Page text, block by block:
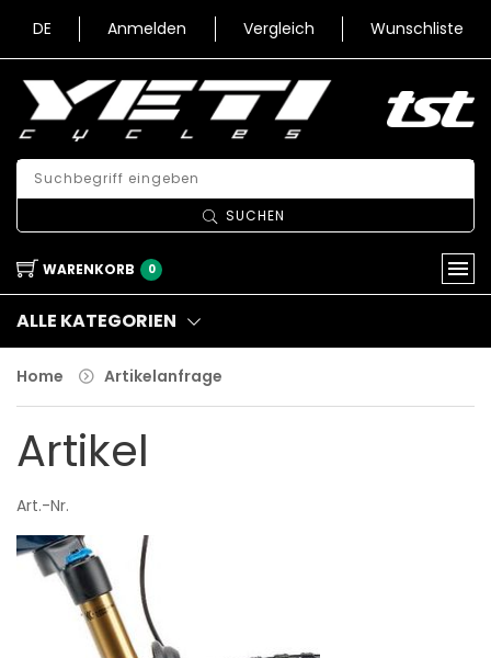
DE Anmelden Vergleich Wunschliste
SUCHEN
WARENKORB 0
ALLE KATEGORIEN
Home Artikelanfrage
Artikel
Art.-Nr.